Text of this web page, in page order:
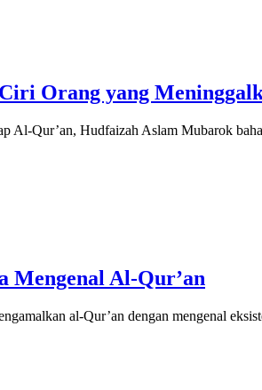
Orang yang
Al-Qur’an, Hudfaizah Aslam Mubarok
Mengenal Al-Qur’an
al-Qur’an dengan mengenal